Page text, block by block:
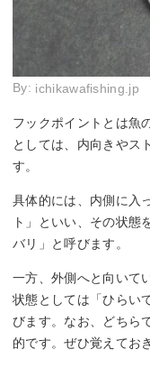
By: ichikawafishing.jp
フックポイントとは魚
としては、内向きやス
す。
具体的には、内側に入
ト」といい、その状態
バリ」と呼びます。
一方、外側へと向いて
状態としては「ひらい
びます。なお、どちら
的です。ぜひ覚えてお